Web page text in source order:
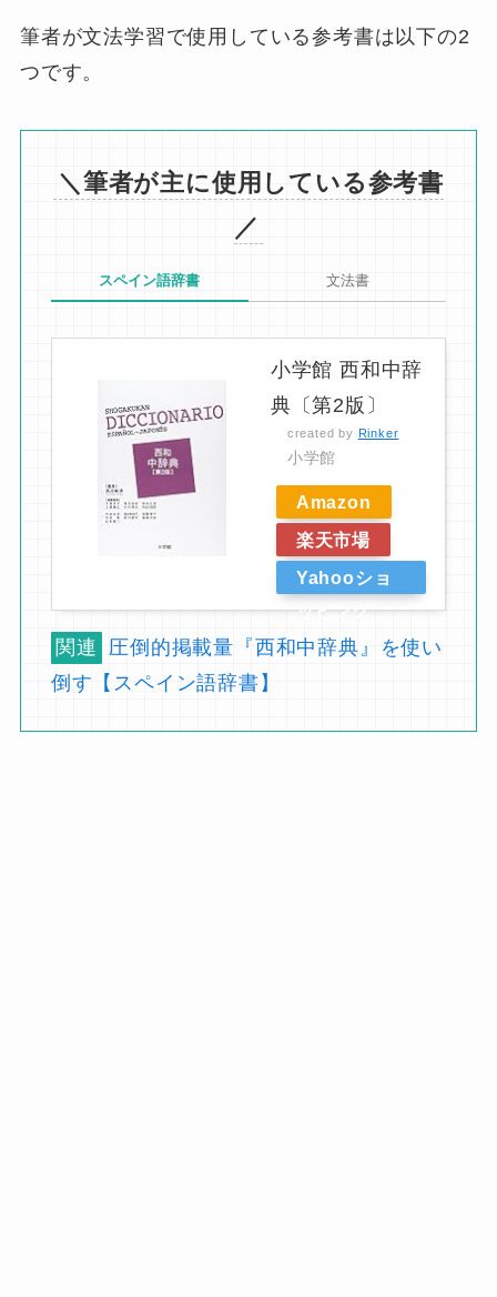
筆者が文法学習で使用している参考書は以下の2
つです。
＼筆者が主に使用している参考書
／
スペイン語辞書 文法書
小学館 西和中辞
典〔第2版〕
created by Rinker
小学館
Amazon
楽天市場
Yahooショ
ッピング
関連
圧倒的掲載量『西和中辞典』を使い
倒す【スペイン語辞書】